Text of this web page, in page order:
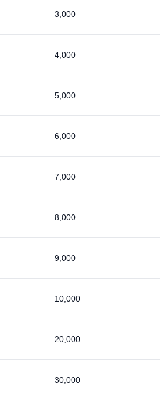
3,000
4,000
5,000
6,000
7,000
8,000
9,000
10,000
20,000
30,000